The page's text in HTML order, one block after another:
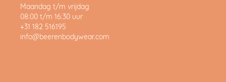
Maandag t/m vrijdag
08:00 t/m 16:30 uur
+31 182 516195
info@beerenbodywear.com